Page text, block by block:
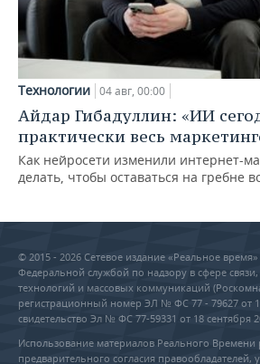
Технологии 04 авг, 00:00
Айдар Гибадуллин: «ИИ
практически весь
Как нейросети изменили интернет-
делать, чтобы оставаться на гребне
© 2015 - 2026 Сетевое издание «Реальное
Федеральной службой по надзору в сфере
технологий и массовых коммуникаций
регистрационный номер ЭЛ № ФС 77 - 79627 от
свидетельство Эл № ФС 77-59331 от 18 сентября
Использование материалов Реального Времени
предварительного согласия правообладателей,